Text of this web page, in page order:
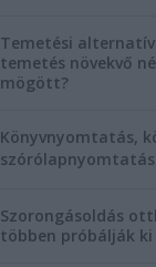
Temetési
temetés növekvő
mögött?
Könyvnyomtatás,
Szorongásoldás
többen próbálják